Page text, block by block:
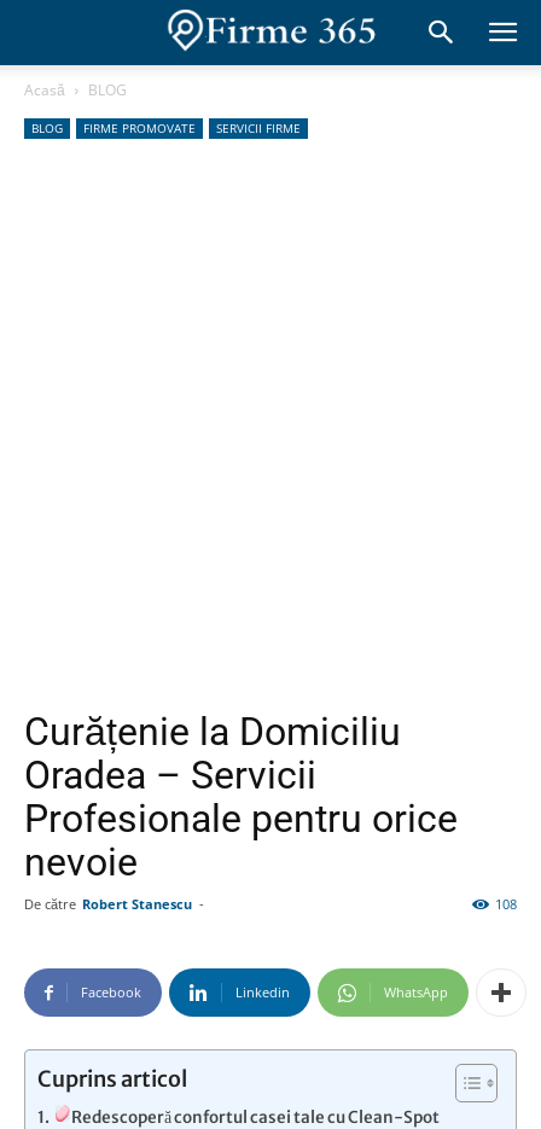
Acasă BLOG
BLOG FIRME PROMOVATE SERVICII FIRME
Curățenie la Domiciliu
Oradea – Servicii
Profesionale pentru orice
nevoie
De către Robert Stanescu - 108
Facebook Linkedin WhatsApp
Cuprins articol
Redescoperă confortul casei tale cu Clean-Spot